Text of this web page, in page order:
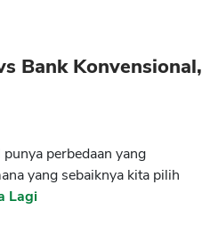
Bank Konvensional,
perbedaan yang
yang sebaiknya kita pilih
Lagi